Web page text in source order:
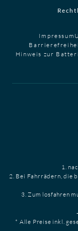
Impressum
Hinweis zur
1.
2. Bei Fahrrädern, die
3. Zum losfahren
* Alle Preise inkl.